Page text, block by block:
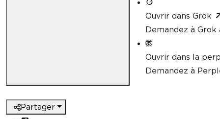
Ouvrir dans Grok
Demandez à
Ouvrir dans la
Demandez à
Partager